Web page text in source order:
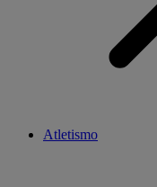
Atletismo